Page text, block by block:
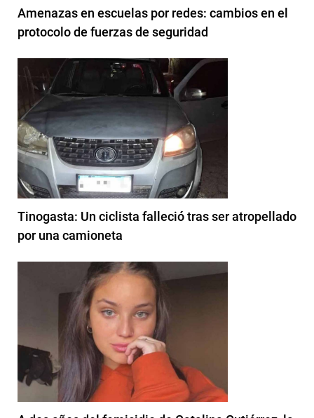
Amenazas en escuelas por redes: cambios en el
protocolo de fuerzas de seguridad
Tinogasta: Un ciclista falleció tras ser atropellado
por una camioneta